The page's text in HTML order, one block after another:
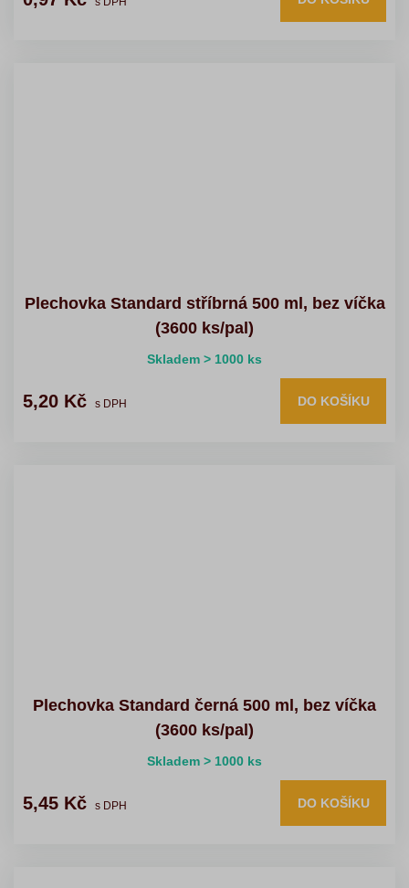
Plechovka Standard stříbrná 500 ml, bez víčka
(3600 ks/pal)
Skladem > 1000 ks
5,20 Kč s DPH DO KOŠÍKU
Plechovka Standard černá 500 ml, bez víčka
(3600 ks/pal)
Skladem > 1000 ks
5,45 Kč s DPH DO KOŠÍKU